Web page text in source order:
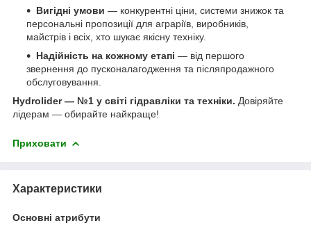
Вигідні умови — конкурентні ціни, системи знижок та
персональні пропозиції для аграріїв, виробників,
майстрів і всіх, хто шукає якісну техніку.
Надійність на кожному етапі — від першого
звернення до пусконалагодження та післяпродажного
обслуговування.
Hydrolider — №1 у світі гідравліки та техніки. Довіряйте
лідерам — обирайте найкраще!
Приховати
Характеристики
Основні атрибути